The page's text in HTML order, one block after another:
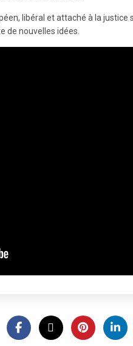
libéral et attaché à la
de nouvelles idées.